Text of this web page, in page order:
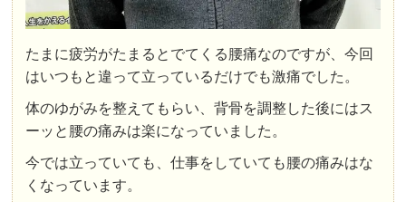
たまに疲労がたまるとでてくる腰痛なのですが、今回
はいつもと違って立っているだけでも激痛でした。
体のゆがみを整えてもらい、背骨を調整した後にはス
ーッと腰の痛みは楽になっていました。
今では立っていても、仕事をしていても腰の痛みはな
くなっています。